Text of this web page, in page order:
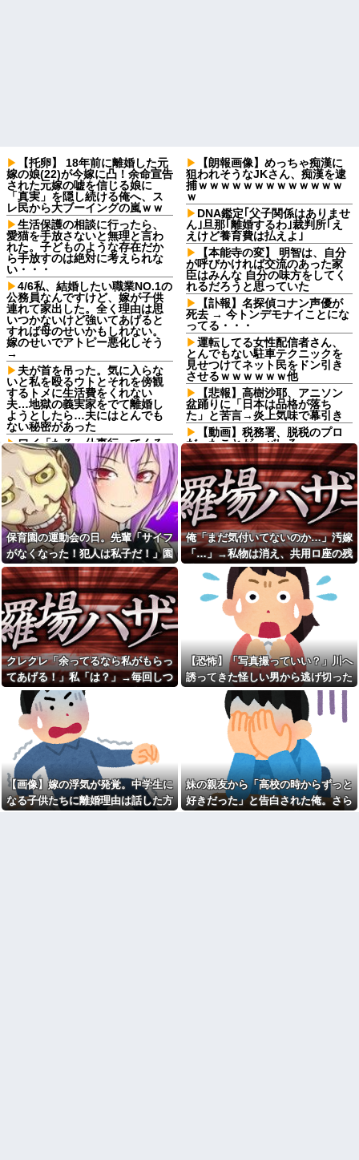
【托卵】 18年前に離婚した元
嫁の娘(22)が今嫁に凸！余命宣告
された元嫁の嘘を信じる娘に
「真実」を隠し続ける俺へ、ス
レ民から大ブーイングの嵐ｗｗ
生活保護の相談に行ったら、
愛猫を手放さないと無理と言わ
れた。子どものような存在だか
ら手放すのは絶対に考えられな
い・・・
4/6私、結婚したい職業NO.1の
公務員なんですけど、嫁が子供
連れて家出した。全く理由は思
いつかないけど強いてあげると
すれば母のせいかもしれない。
嫁のせいでアトピー悪化しそう
→
夫が首を吊った。気に入らな
いと私を殴るウトとそれを傍観
するトメに生活費をくれない
夫…地獄の義実家をでて離婚し
ようとしたら…夫にはとんでも
ない秘密があった
ワイ「たろー仕事行ってくる
ね！（飼い犬）」犬「…？（ぷ
い」
母「お姉ちゃんは偉いのに、
あんたはねぇ…」私「また比べ
るの？」→積もり積もった不満
がついに爆発して…
嫁からマジで離婚を切り出さ
れている。俺がネトゲしすぎて
全くかまわなかったのが原因ら
しく...
バイト先のコンビニに、泥ま
みれの土方が入店してきた。子
供「パパ！あのおじさんたちお
店汚してるよ！」→する
と・・・
何処情報か知らんけど定期的
に嘘情報を流す馬鹿がいる
飲み屋でケンカした相手をコ
ロした男の弁護をした。そして
数年後、因果応報を思わせる出
来事が…
熊本地震で居酒屋から温泉が
湧き出るｗｗｗｗｗｗｗｗ
【悲報】思春期の娘に「キモ
ッ」と言われたお父さん、グレ
るｗｗｗｗｗｗｗ
吉岡里帆が橋本環奈、広瀬す
ずクラスになれなかった理由ｗ
ｗｗｗｗｗ
【朗報画像】めっちゃ痴漢に
狙われそうなJKさん、痴漢を逮
捕ｗｗｗｗｗｗｗｗｗｗｗｗｗ
ｗ
DNA鑑定｢父子関係はありませ
ん｣旦那｢離婚するわ｣裁判所｢え
えけど養育費は払えよ｣
【本能寺の変】 明智は、自分
が呼びかければ交流のあった家
臣はみんな 自分の味方をしてく
れるだろうと思っていた
【訃報】名探偵コナン声優が
死去 → 今トンデモナイことにな
ってる・・・
運転してる女性配信者さん、
とんでもない駐車テクニックを
見せつけてネット民をドン引き
させるｗｗｗｗｗｗ他
【悲報】高樹沙耶、アニソン
盆踊りに「日本は品格が落ち
た」と苦言→炎上気味で幕引き
【動画】税務署、脱税のプロ
だったことが、バレるwww
【未練】妻の不貞により離婚
した 今後2度と会うつもりはない
と大見得切ったものの、半年過
ぎると少しずつ妻が恋しくなっ
ていった → 結局、月1の子供面
会日の後に…
骨盤骨折の後輩が階段でスカ
ートの裾を上げて慎重に降りて
る姿を見て「お姫様気取りｗ
ｗ」と爆笑・悪口を連発する社
内彼女！事故背景を知りながら
マウントと嫉妬で嘲笑する性根
の汚さに一気に冷めた・・・
両親の離婚原因が私。結婚し
た原因も私。
【愚痴】義父はなんとなく、
「旦那より義弟」を可愛がって
いる感じがする。旦那もそれを
感じていて、義母にも相談した
ことがあるらしい。見ていると
なんだか切ない。
近寄りがたい怖いキャラを目
指していた俺は自己紹介カード
の自画像に自分だけそこにオリ
ジナルの氏神を描いた
③【相談】相談者「嫁から連
れ子の息子への愛が足りないか
ら離婚を考えてると言われた」
住民「嫁の高望みかな？」相談
者「嫁にここ見せたら顔真っ赤
保育園の運動会の日。先輩「サイフ
がなくなった！犯人は私子だ！」園
長「警察沙汰は勘弁して～」→誰も
味方がいないと思ったその時…
俺「まだ気付いてないのか…」汚嫁
「…」→私物は消え、共用ロ座の残
高は653円。それでも嫁は平然とし
ていて…
クレクレ「余ってるなら私がもらっ
てあげる！」私「は？」→毎回しつ
こく食い下がるので、ある方法を試
した結果…
【恐怖】「写真撮っていい？」川へ
誘ってきた怪しい男から逃げ切った
私⇒テレビに映った『衝撃の顔』に
絶句
【画像】嫁の浮気が発覚。中学生に
なる子供たちに離婚理由は話した方
妹の親友から「高校の時からずっと
好きだった」と告白された俺。さら